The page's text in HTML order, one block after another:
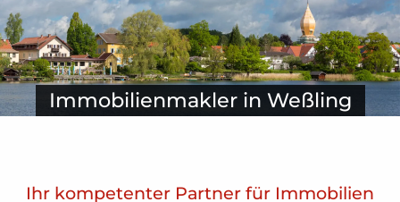
Immobilienmakler in Weßling
Ihr kompetenter Partner für Immobilien